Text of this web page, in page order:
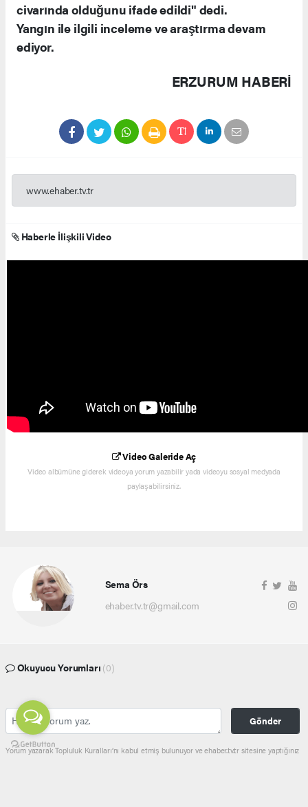
civarında olduğunu ifade edildi" dedi.
Yangın ile ilgili inceleme ve araştırma devam
ediyor.
ERZURUM HABERİ
www.ehaber.tv.tr
Haberle İlişkili Video
Video Galeride Aç
Video albümüne giderek videoya yorum yazabilir yada videoyu sosyal medyada
paylaşabilirsiniz.
Sema Örs
ehaber.tv.tr@gmail.com
Okuyucu Yorumları (0)
Gönder
Yorum yazarak Topluluk Kuralları’nı kabul etmiş bulunuyor ve ehaber.tv.tr sitesine yaptığınız